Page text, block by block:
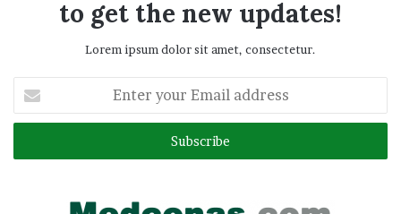
to get the new updates!
Lorem ipsum dolor sit amet, consectetur.
your
Email